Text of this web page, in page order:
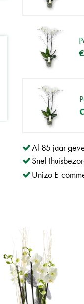
€
Al 85 jaar
Snel
Unizo E-